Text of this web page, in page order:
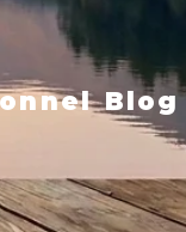
Blog